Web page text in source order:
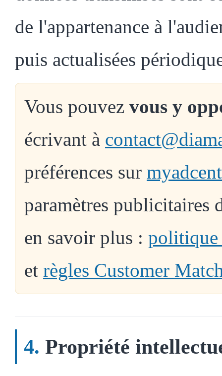
de l'appartenance à
puis actualisées
Vous pouvez vous y
écrivant à
préférences sur
paramètres publicitaires
en savoir plus : politique
et règles Customer
Propriété